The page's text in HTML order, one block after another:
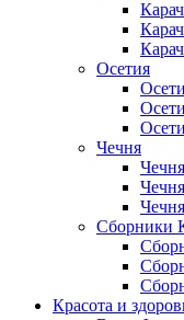
Осетия
Чечня
Сборники
Красота и